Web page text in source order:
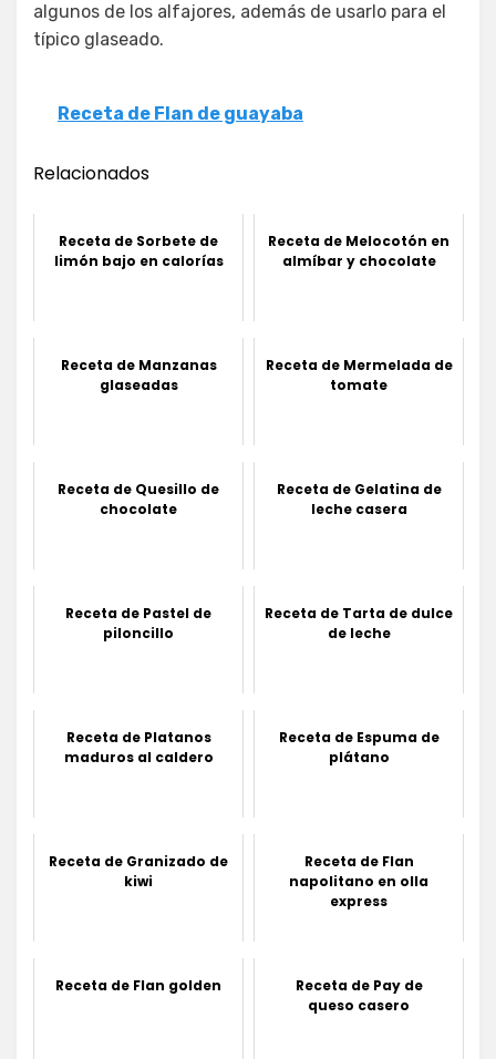
algunos de los alfajores, además de usarlo para el
típico glaseado.
Receta de Flan de guayaba
Relacionados
Receta de Sorbete de
limón bajo en calorías
Receta de Melocotón en
almíbar y chocolate
Receta de Manzanas
glaseadas
Receta de Mermelada de
tomate
Receta de Quesillo de
chocolate
Receta de Gelatina de
leche casera
Receta de Pastel de
piloncillo
Receta de Tarta de dulce
de leche
Receta de Platanos
maduros al caldero
Receta de Espuma de
plátano
Receta de Granizado de
kiwi
Receta de Flan
napolitano en olla
express
Receta de Flan golden
Receta de Pay de
queso casero